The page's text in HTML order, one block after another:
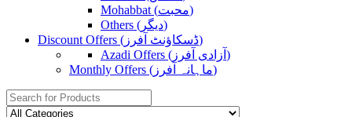
Mohabbat (محبت)
Others (دیگر)
Discount Offers (ڈسکاؤنٹ آفرز)
Azadi Offers (آزادی آفرز)
Monthly Offers (ماہانہ آفرز)
Search
for: